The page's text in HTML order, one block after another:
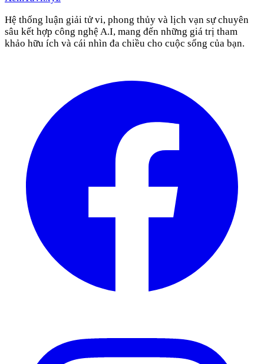
Hệ thống luận giải tử vi, phong thủy và lịch vạn sự chuyên
sâu kết hợp công nghệ A.I, mang đến những giá trị tham
khảo hữu ích và cái nhìn đa chiều cho cuộc sống của bạn.